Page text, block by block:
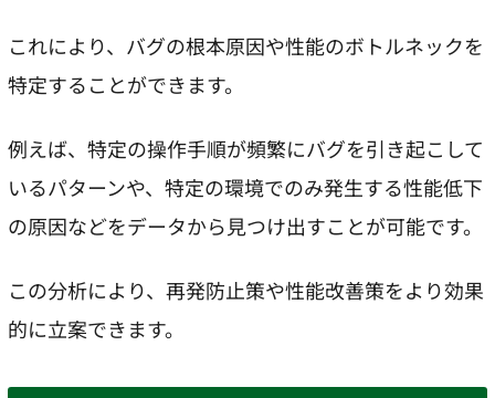
これにより、バグの根本原因や性能のボトルネックを
特定することができます。
例えば、特定の操作手順が頻繁にバグを引き起こして
いるパターンや、特定の環境でのみ発生する性能低下
の原因などをデータから見つけ出すことが可能です。
この分析により、再発防止策や性能改善策をより効果
的に立案できます。